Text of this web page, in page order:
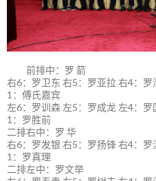
前排中：罗 箭
右6：罗卫东 右5：罗亚拉 右4：
1：傅氏嘉宾
左6：罗训森 左5：罗成龙 左4：
1：罗胜前
二排右中：罗 华
右6：罗发银 右5：罗扬锋 右4：
1：罗真理
二排左中：罗文举